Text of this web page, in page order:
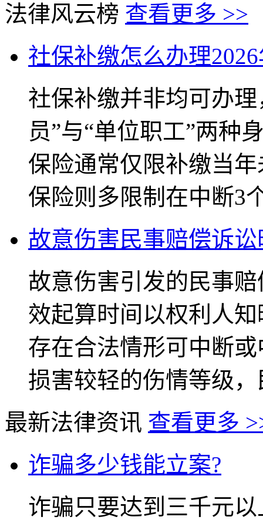
法律风云榜 查看更多 >>
社保补缴怎么办理
社保补缴并非均可办
员”与“单位职工”两种
保险通常仅限补缴当
保险则多限制在中断3
故意伤害民事赔偿诉讼
故意伤害引发的民事
效起算时间以权利人
存在合法情形可中断
损害较轻的伤情等级
最新法律资讯 查看更多
诈骗多少钱能立案?
诈骗只要达到三千元